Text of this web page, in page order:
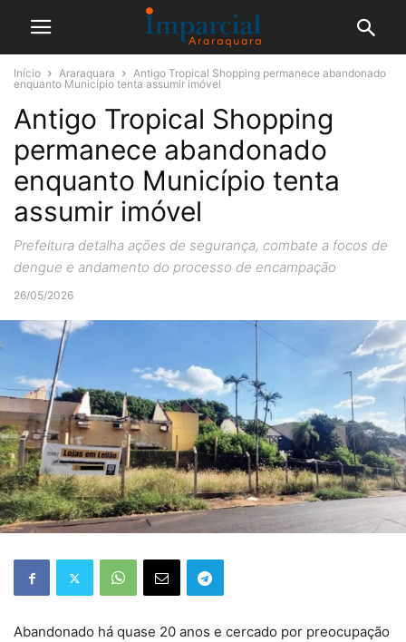
Início Araraquara
Antigo Tropical Shopping permanece abandonado
enquanto Município tenta assumir imóvel
Antigo Tropical Shopping
permanece abandonado
enquanto Município tenta
assumir imóvel
Prefeitura detalha ações de segurança, combate a focos de
dengue e andamento do processo de encampação
26/05/2026
Abandonado há quase 20 anos e cercado por preocupação